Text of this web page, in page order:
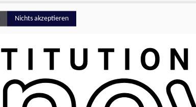
Nichts akzeptieren